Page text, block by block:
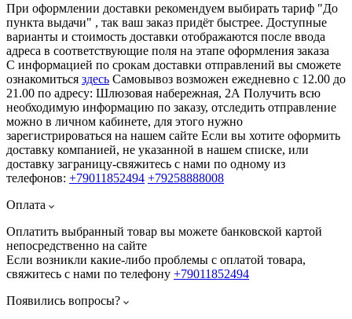
При оформлении доставки рекомендуем выбирать тариф "До
пункта выдачи" , так ваш заказ придёт быстрее. Доступные
варианты и стоимость доставки отображаются после ввода
адреса в соответствующие поля на этапе оформления заказа
С информацией по срокам доставки отправлений вы сможете
ознакомиться здесь Самовывоз возможен ежедневно с 12.00 до
21.00 по адресу: Шлюзовая набережная, 2А Получить всю
необходимую информацию по заказу, отследить отправление
можно в личном кабинете, для этого нужно
зарегистрироваться на нашем сайте Если вы хотите оформить
доставку компанией, не указанной в нашем списке, или
доставку заграницу-свяжитесь с нами по одному из
телефонов: +79011852494 +79258888008
Оплата
Оплатить выбранный товар вы можете банковской картой
непосредственно на сайте
Если возникли какие-либо проблемы с оплатой товара,
свяжитесь с нами по телефону +79011852494
Появились вопросы?